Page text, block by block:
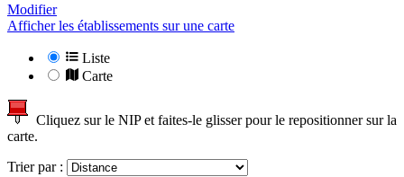
Modifier
Afficher les établissements sur une carte
Liste
Carte
Cliquez sur le NIP et faites-le glisser pour le repositionner sur la
carte.
Trier par :